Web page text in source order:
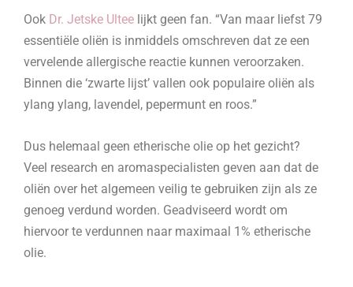
Ook Dr. Jetske Ultee lijkt geen fan. “Van maar liefst 79
essentiële oliën is inmiddels omschreven dat ze een
vervelende allergische reactie kunnen veroorzaken.
Binnen die ‘zwarte lijst’ vallen ook populaire oliën als
ylang ylang, lavendel, pepermunt en roos.”
Dus helemaal geen etherische olie op het gezicht?
Veel research en aromaspecialisten geven aan dat de
oliën over het algemeen veilig te gebruiken zijn als ze
genoeg verdund worden. Geadviseerd wordt om
hiervoor te verdunnen naar maximaal 1% etherische
olie.